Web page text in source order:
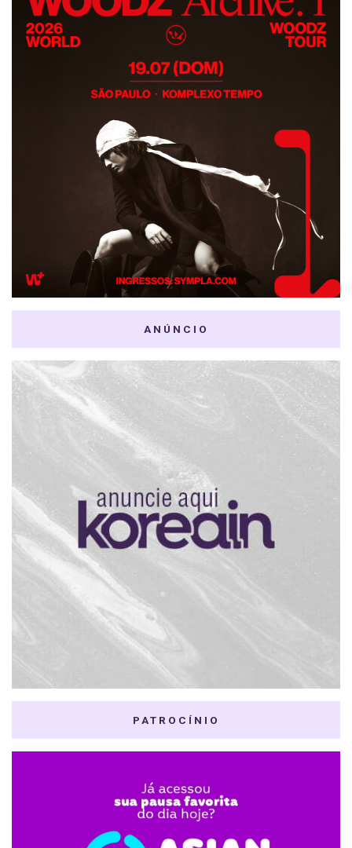
ANÚNCIO
PATROCÍNIO